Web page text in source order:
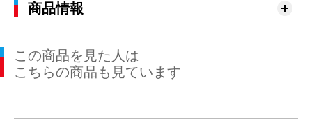
商品情報
この商品を見た人は
こちらの商品も見ています